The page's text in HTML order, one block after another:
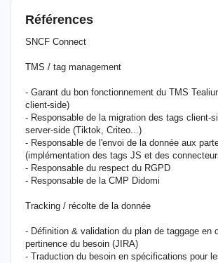
Références
SNCF Connect
TMS / tag management
- Garant du bon fonctionnement du TMS
client-side)
- Responsable de la migration des tags client-
server-side (Tiktok, Criteo...)
- Responsable de l'envoi de la donnée aux
(implémentation des tags JS et des
- Responsable du respect du RGPD
- Responsable de la CMP Didomi
Tracking / récolte de la donnée
- Définition & validation du plan de taggage en
pertinence du besoin (JIRA)
- Traduction du besoin en spécifications pour